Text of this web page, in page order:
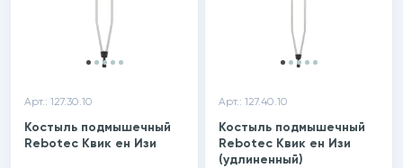
Арт.: 127.30.10
Костыль подмышечный
Rebotec Квик ен Изи
Арт.: 127.40.10
Костыль подмышечный
Rebotec Квик ен Изи
(удлиненный)